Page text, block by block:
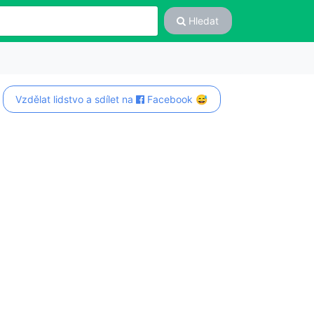
Hledat
Vzdělat lidstvo a sdílet na Facebook 😅